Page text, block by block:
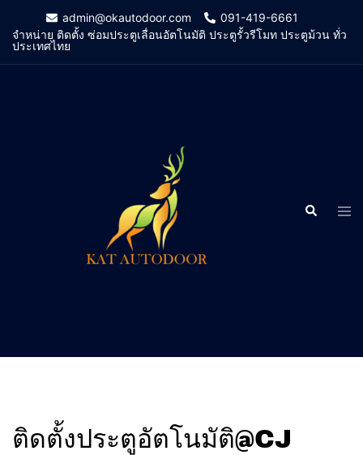
content
admin@okautodoor.com
091-419-6661
จำหน่าย ติดตั้ง ซ่อมประตูเลื่อนอัตโนมัติ ประตูรั้วรีโมท ประตูม้วน ทั่ว
ประเทศไทย
Search
ติดตั้งประตูอัตโนมัติ@CJ